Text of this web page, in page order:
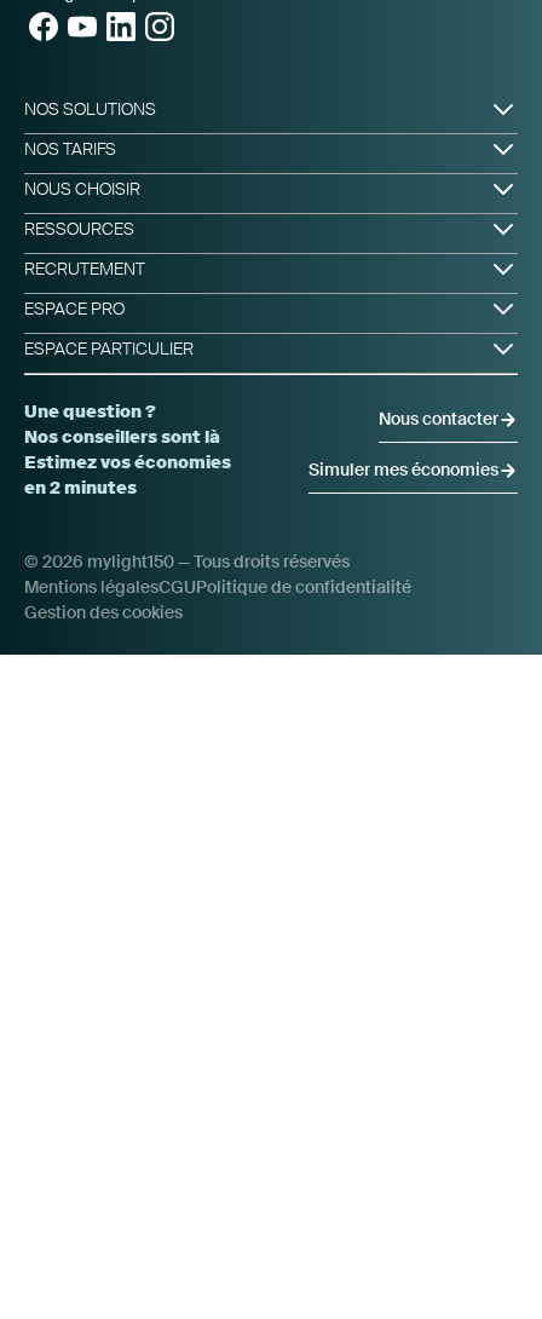
bord
qui
parle
NOS SOLUTIONS
Produire & Stocker
Piloter & Cagnotter
L'application mylight150
Comment ça marche ?
NOS TARIFS
Offres d'énergie
Prix d'une installation photovoltaïque
NOUS CHOISIR
Notre vision
Avis clients
mylight150 vs. Urban Solar
RESSOURCES
FAQ
CGV
RECRUTEMENT
Nos offres d'emploi
ESPACE PRO
MyProPortal
MyProSizer
mylight150 pro
Formations
Documentation technique
Distributeurs
ESPACE PARTICULIER
Espace mylight150
Une question ?
Nos conseillers sont là
Nous contacter
Estimez vos économies
en 2 minutes
Simuler mes économies
© 2026 mylight150 — Tous droits réservés
Mentions légalesCGUPolitique de confidentialité
Gestion des cookies